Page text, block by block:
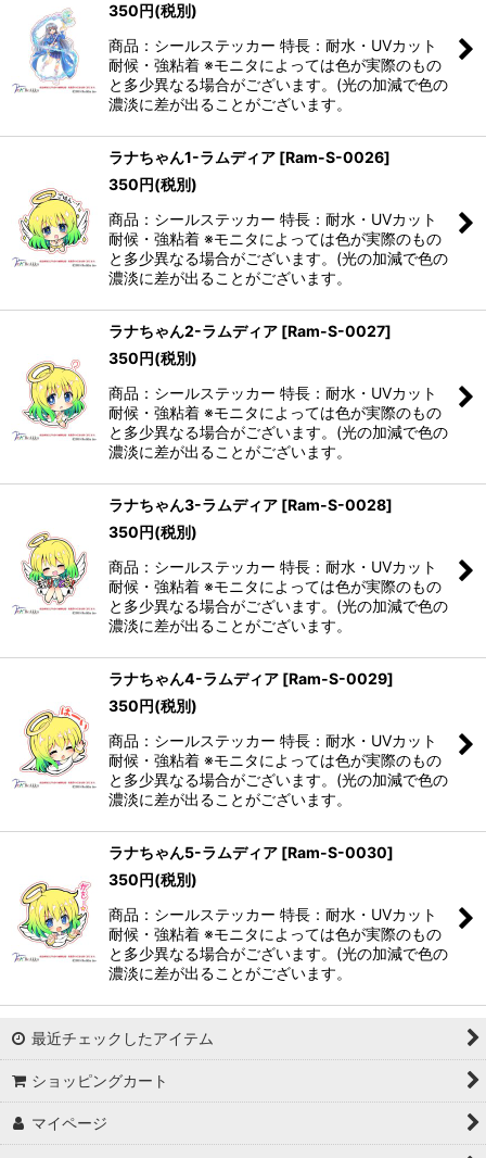
350円(税別)
商品：シールステッカー 特長：耐水・UVカット
耐候・強粘着 ※モニタによっては色が実際のもの
と多少異なる場合がございます。(光の加減で色の
濃淡に差が出ることがございます。
ラナちゃん1-ラムディア [Ram-S-0026]
350円(税別)
商品：シールステッカー 特長：耐水・UVカット
耐候・強粘着 ※モニタによっては色が実際のもの
と多少異なる場合がございます。(光の加減で色の
濃淡に差が出ることがございます。
ラナちゃん2-ラムディア [Ram-S-0027]
350円(税別)
商品：シールステッカー 特長：耐水・UVカット
耐候・強粘着 ※モニタによっては色が実際のもの
と多少異なる場合がございます。(光の加減で色の
濃淡に差が出ることがございます。
ラナちゃん3-ラムディア [Ram-S-0028]
350円(税別)
商品：シールステッカー 特長：耐水・UVカット
耐候・強粘着 ※モニタによっては色が実際のもの
と多少異なる場合がございます。(光の加減で色の
濃淡に差が出ることがございます。
ラナちゃん4-ラムディア [Ram-S-0029]
350円(税別)
商品：シールステッカー 特長：耐水・UVカット
耐候・強粘着 ※モニタによっては色が実際のもの
と多少異なる場合がございます。(光の加減で色の
濃淡に差が出ることがございます。
ラナちゃん5-ラムディア [Ram-S-0030]
350円(税別)
商品：シールステッカー 特長：耐水・UVカット
耐候・強粘着 ※モニタによっては色が実際のもの
と多少異なる場合がございます。(光の加減で色の
濃淡に差が出ることがございます。
最近チェックしたアイテム
ショッピングカート
マイページ